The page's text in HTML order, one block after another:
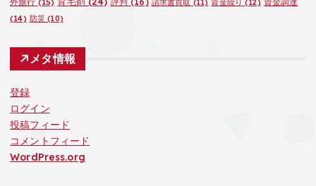
請求書買取 (11) 資金繰り (12)
(14) 防災 (10)
メタ情報
登録
ログイン
投稿フィード
コメントフィード
WordPress.org